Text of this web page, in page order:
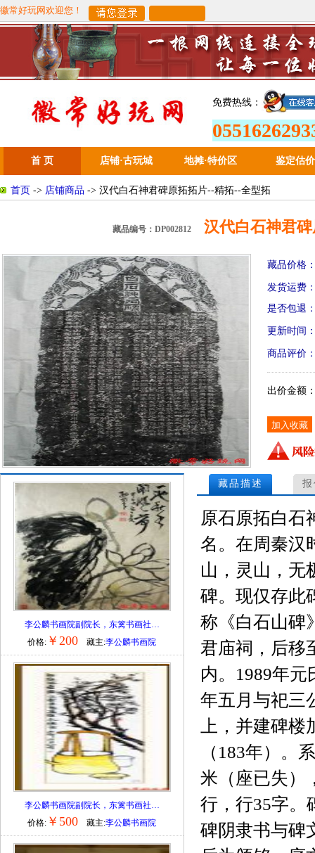
徽常好玩网欢迎您！
免费热线：
首 页 店铺·古玩城 地摊·特价区 鉴定估价
首页 -> 店铺商品 -> 汉代白石神君碑原拓拓片--精拓--全型拓
藏品编号：DP002812 汉代白石神君
藏品价格
发货运费
是否包退
更新时间
商品评价
出价金额
李公麟书画院副院长，东篱书画社…
价格: ￥200 藏主:李公麟书画院
李公麟书画院副院长，东篱书画社…
价格: ￥500 藏主:李公麟书画院
藏品描述
原石原拓白石
名。在周秦汉
山，灵山，无
碑。现仅存
称《白石山
君庙祠，后移
内。1989年
年五月与祀三
上，并建碑
（183年）
米（座已失）
行，行35字。
碑阴隶书与